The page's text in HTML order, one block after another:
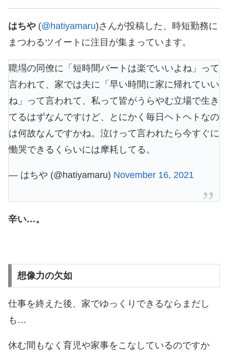
はちや (@hatiyamaru)さんが投稿した、時短勤務に
まつわるツイートに注目が集まっています。
職場の同僚に「短時間パートは楽でいいよね」って
言われて、家では夫に「早い時間に家に帰れていい
ね」って言われて、私って皆がうらやむ立場で生き
てるはずなんですけど、とにかく毎日ヘトヘトなの
は何故なんですかね。泣けって言われたら今すぐに
慟哭できるくらいには摩耗してる。
— はちや (@hatiyamaru) November 16, 2021
辛い…。
想像力の欠如
仕事を終えた後、家でゆっくりできるならまだし
も…
休む間もなく育児や家事をこなしているのですか